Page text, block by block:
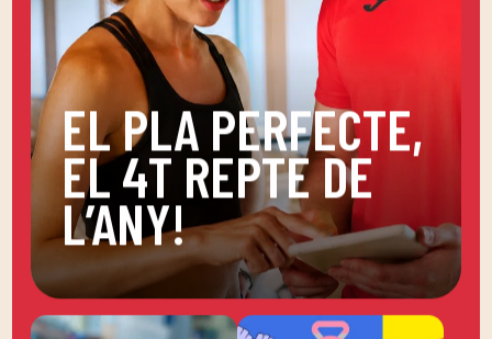
EL PLA PERFECTE,
EL 4T REPTE DE
L’ANY!